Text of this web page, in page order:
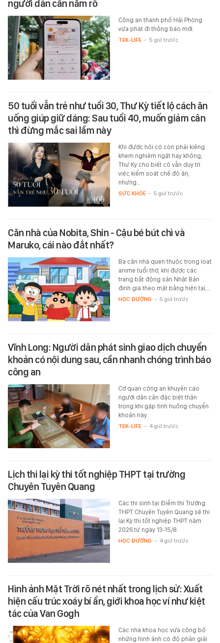
người dân cần nắm rõ
Công an thành phố Hải Phòng
vừa phát đi thông báo mới.
TEK-LIFE - 5 giờ trước
50 tuổi vẫn trẻ như tuổi 30, Thư Kỳ tiết lộ cách ăn
uống giúp giữ dáng: Sau tuổi 40, muốn giảm cân
thì đừng mắc sai lầm này
Khi được hỏi có còn phải kiêng
khem nghiêm ngặt hay không,
Thư Kỳ cho biết cô vẫn duy trì
việc kiểm soát chế độ ăn,
nhưng…
SỨC KHỎE - 5 giờ trước
Căn nhà của Nobita, Shin - Cậu bé bút chì và
Maruko, cái nào đắt nhất?
Ba căn nhà quen thuộc trong loạt
anime tuổi thơ, khi được các
trang bất động sản Nhật Bản
định giá theo mặt bằng hiện tại,…
HỌC ĐƯỜNG - 5 giờ trước
Vĩnh Long: Người dân phát sinh giao dịch chuyển
khoản có nội dung sau, cần nhanh chóng trình báo
công an
Cơ quan công an khuyến cáo
người dân cần đặc biệt thận
trọng khi gặp tình huống chuyển
khoản này.
TEK-LIFE - 4 giờ trước
Lịch thi lại kỳ thi tốt nghiệp THPT tại trường
Chuyên Tuyên Quang
Các thí sinh tại Điểm thi Trường
THPT Chuyên Tuyên Quang sẽ thi
lại Kỳ thi tốt nghiệp THPT năm
2026 từ ngày 13-15/8.
HỌC ĐƯỜNG - 4 giờ trước
Hình ảnh Mặt Trời rõ nét nhất trong lịch sử: Xuất
hiện cấu trúc xoáy bí ẩn, giới khoa học ví như kiệt
tác của Van Gogh
Các nhà khoa học vừa công bố
những hình ảnh có độ phân giải